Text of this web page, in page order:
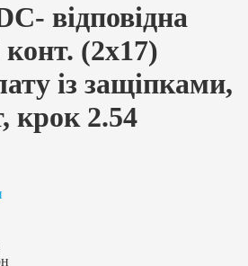
відповідна
(2х17)
із защіпками,
крок 2.54